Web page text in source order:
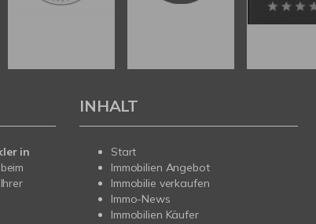
in
INHALT
Start
Immobilien Angebot
Immobilie verkaufen
Immo-News
Immobilien Käufer